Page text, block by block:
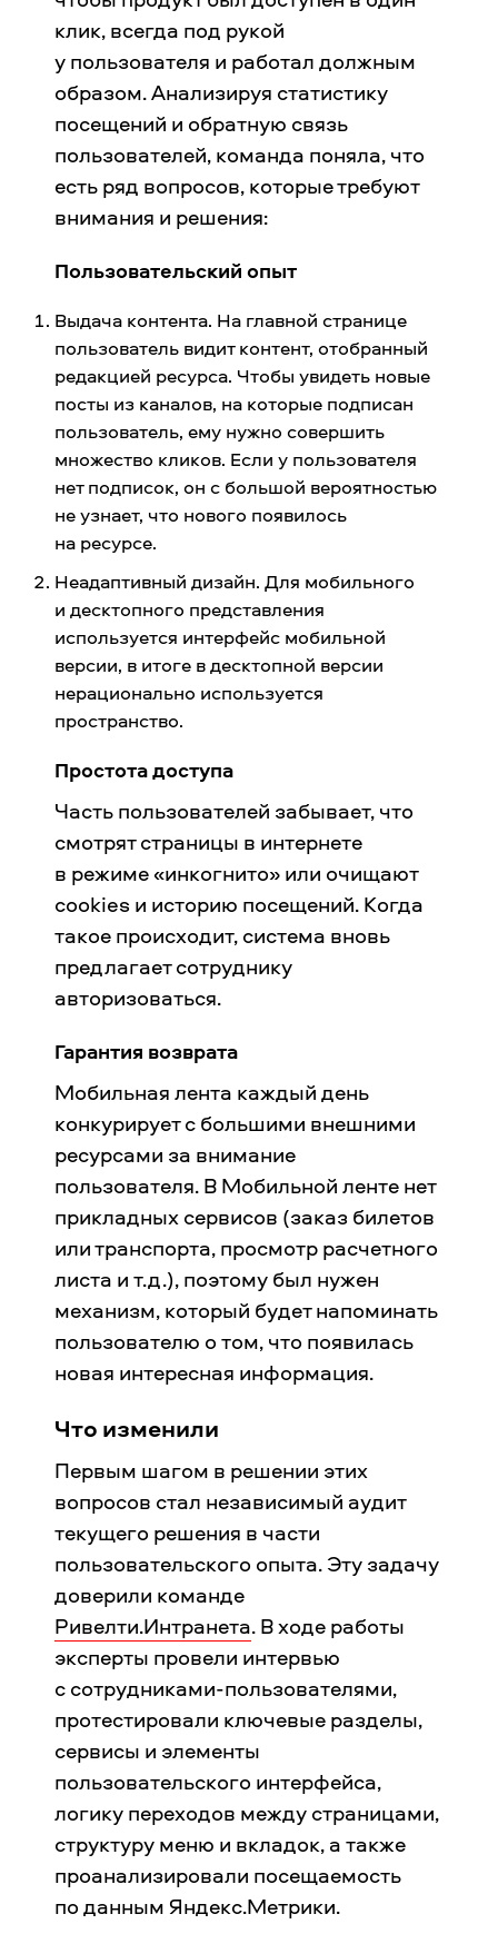
клик, всегда под рукой
у пользователя и работал должным
образом. Анализируя статистику
посещений и обратную связь
пользователей, команда поняла, что
есть ряд вопросов, которые требуют
внимания и решения:
Пользовательский опыт
Выдача контента. На главной странице
пользователь видит контент, отобранный
редакцией ресурса. Чтобы увидеть новые
посты из каналов, на которые подписан
пользователь, ему нужно совершить
множество кликов. Если у пользователя
нет подписок, он с большой вероятностью
не узнает, что нового появилось
на ресурсе.
Неадаптивный дизайн. Для мобильного
и десктопного представления
используется интерфейс мобильной
версии, в итоге в десктопной версии
нерационально используется
пространство.
Простота доступа
Часть пользователей забывает, что
смотрят страницы в интернете
в режиме «инкогнито» или очищают
cookies и историю посещений. Когда
такое происходит, система вновь
предлагает сотруднику
авторизоваться.
Гарантия возврата
Мобильная лента каждый день
конкурирует с большими внешними
ресурсами за внимание
пользователя. В Мобильной ленте нет
прикладных сервисов (заказ билетов
или транспорта, просмотр расчетного
листа и т.д.), поэтому был нужен
механизм, который будет напоминать
пользователю о том, что появилась
новая интересная информация.
Что изменили
Первым шагом в решении этих
вопросов стал независимый аудит
текущего решения в части
пользовательского опыта. Эту задачу
доверили команде
Ривелти.Интранета. В ходе работы
эксперты провели интервью
с сотрудниками-пользователями,
протестировали ключевые разделы,
сервисы и элементы
пользовательского интерфейса,
логику переходов между страницами,
структуру меню и вкладок, а также
проанализировали посещаемость
по данным Яндекс.Метрики.